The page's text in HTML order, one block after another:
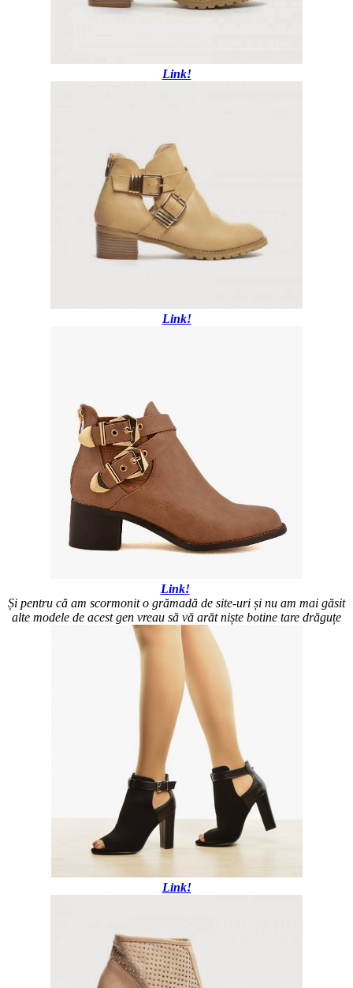
Link!
Link!
Link!
Și pentru că am scormonit o grămadă de site-uri și nu am mai găsit
alte modele de acest gen vreau să vă arăt niște botine tare drăguțe
Link!